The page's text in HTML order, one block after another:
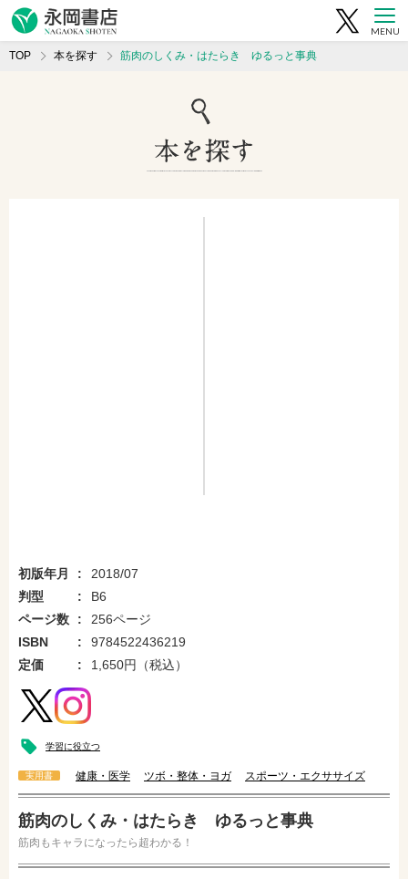
MENU
TOP 本を探す 筋肉のしくみ・はたらき ゆるっと事典
初版年月
2018/07
判型
B6
ページ数
256ページ
ISBN
9784522436219
定価
1,650円（税込）
学習に役立つ
実用書 健康・医学 ツボ・整体・ヨガ スポーツ・エクササイズ
筋肉のしくみ・はたらき ゆるっと事典
筋肉もキャラになったら超わかる！